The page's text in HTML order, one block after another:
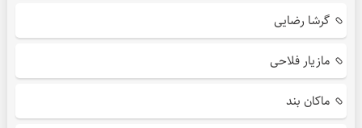
گرشا رضایی
مازیار فلاحی
ماکان بند